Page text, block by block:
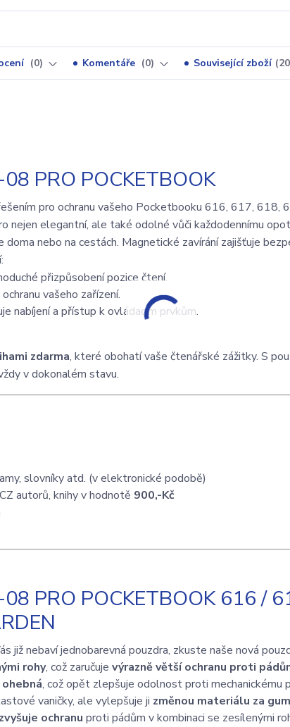
0 Komentáře 0 Související zboží 20
PRO POCKETBOOK
pro ochranu vašeho Pocketbooku 616, 617, 618,
nejen elegantní, ale také odolné vůči každodennímu
nebo na cestách. Magnetické zavírání zajišťuje
přizpůsobení pozice čtení.
vašeho zařízení.
nabíjení a přístup k ovládacím prvkům.
zdarma, které obohatí vaše čtenářské zážitky. S
v dokonalém stavu.
slovníky atd. (v elektronické podobě)
autorů, knihy v hodnotě 900,-Kč
PRO POCKETBOOK 616 /
již nebaví jednobarevná pouzdra, zkuste naše nová
rohy, což zaručuje výrazně větší ochranu proti
ohebná, což opět zlepšuje odolnost proti mechanickému
vaničky, ale vylepšuje ji změnou materiálu za
zvyšuje ochranu proti pádům v kombinaci se zesílenými